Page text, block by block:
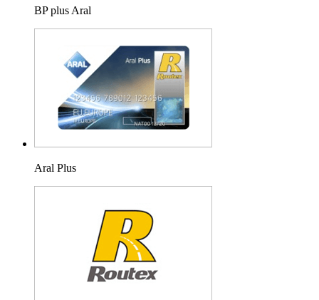
BP plus Aral
Aral Plus